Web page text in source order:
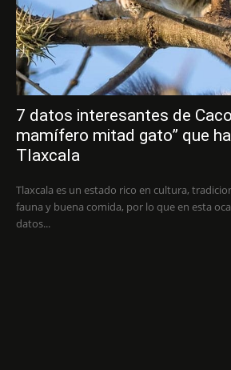
7 datos interesantes de
mamífero mitad gato” que
Tlaxcala
Tlaxcala es un estado rico en cultura,
fauna y buena comida, por lo que en esta
datos...